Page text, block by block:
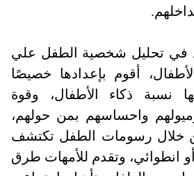
.
في تحليل شخصية الطفل علي
أقوم بإعدادها خصيصًا
نسبة ذكاء الأطفال، وقوة
واحساسهم بمن حولهم،
خلال رسومات الطفل تكتشف
انطوائي، وتقدم للأمهات طرق